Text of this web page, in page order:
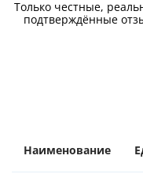
Только честные,
подтверждённые
Наименование